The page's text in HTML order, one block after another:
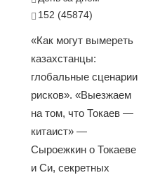
152 (45874)
«Как могут вымереть
казахстанцы:
глобальные сценарии
рисков». «Выезжаем
на том, что Токаев —
китаист» —
Сыроежкин о Токаеве
и Си, секретных